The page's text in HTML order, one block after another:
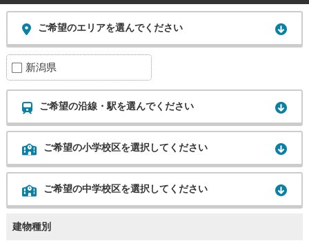
ご希望のエリアを選んでください
新潟県
ご希望の沿線・駅を選んでください
ご希望の小学校区を選択してください
ご希望の中学校区を選択してください
建物種別